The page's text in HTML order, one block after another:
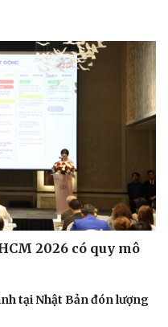
trí
Nghệ sĩ
Thời trang
Sao Việt2026 có quy mô
tại Nhật Bản đón lượng